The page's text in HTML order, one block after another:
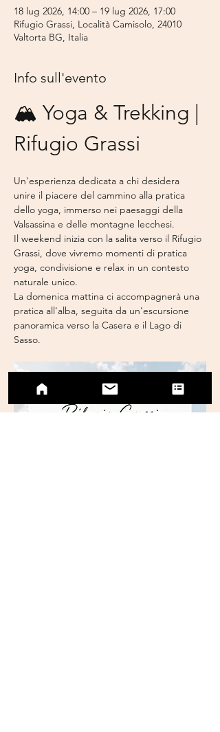
18 lug 2026, 14:00 – 19 lug 2026, 17:00
Rifugio Grassi, Località Camisolo, 24010
Valtorta BG, Italia
Info sull'evento
🏔️ Yoga & Trekking |
Rifugio Grassi
Un'esperienza dedicata a chi desidera
unire il piacere del cammino alla pratica
dello yoga, immerso nei paesaggi della
Valsassina e delle montagne lecchesi.
Il weekend inizia con la salita verso il Rifugio
Grassi, dove vivremo momenti di pratica
yoga, condivisione e relax in un contesto
naturale unico.
La domenica mattina ci accompagnerà una
pratica all'alba, seguita da un'escursione
panoramica verso la Casera e il Lago di
Sasso.